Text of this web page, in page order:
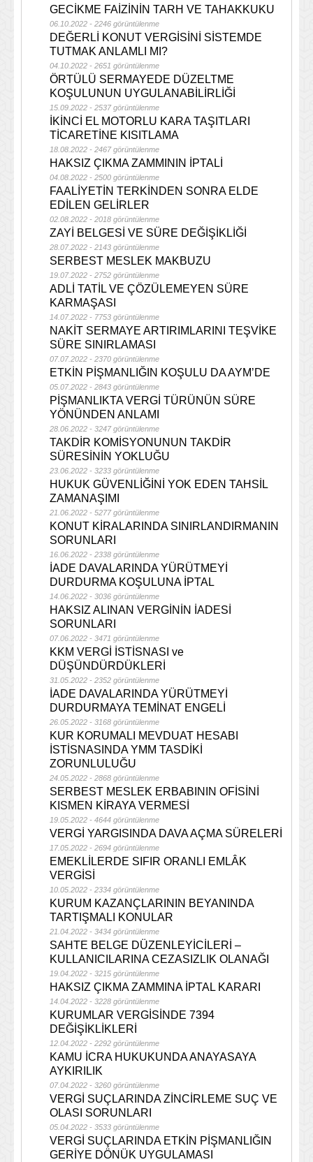
GECİKME FAİZİNİN TARH VE TAHAKKUKU
06.10.2022 - 2246 görüntülenme
DEĞERLİ KONUT VERGİSİNİ SİSTEMDE
TUTMAK ANLAMLI MI?
04.10.2022 - 2651 görüntülenme
ÖRTÜLÜ SERMAYEDE DÜZELTME
KOŞULUNUN UYGULANABİLİRLİĞİ
15.09.2022 - 2537 görüntülenme
İKİNCİ EL MOTORLU KARA TAŞITLARI
TİCARETİNE KISITLAMA
18.08.2022 - 2467 görüntülenme
HAKSIZ ÇIKMA ZAMMININ İPTALİ
04.08.2022 - 2500 görüntülenme
FAALİYETİN TERKİNDEN SONRA ELDE
EDİLEN GELİRLER
02.08.2022 - 2018 görüntülenme
ZAYİ BELGESİ VE SÜRE DEĞİŞİKLİĞİ
28.07.2022 - 2143 görüntülenme
SERBEST MESLEK MAKBUZU
19.07.2022 - 2752 görüntülenme
ADLİ TATİL VE ÇÖZÜLEMEYEN SÜRE
KARMAŞASI
14.07.2022 - 7753 görüntülenme
NAKİT SERMAYE ARTIRIMLARINI TEŞVİKE
SÜRE SINIRLAMASI
07.07.2022 - 2370 görüntülenme
ETKİN PİŞMANLIĞIN KOŞULU DA AYM’DE
05.07.2022 - 2843 görüntülenme
PİŞMANLIKTA VERGİ TÜRÜNÜN SÜRE
YÖNÜNDEN ANLAMI
28.06.2022 - 3247 görüntülenme
TAKDİR KOMİSYONUNUN TAKDİR
SÜRESİNİN YOKLUĞU
23.06.2022 - 3233 görüntülenme
HUKUK GÜVENLİĞİNİ YOK EDEN TAHSİL
ZAMANAŞIMI
21.06.2022 - 5277 görüntülenme
KONUT KİRALARINDA SINIRLANDIRMANIN
SORUNLARI
16.06.2022 - 2338 görüntülenme
İADE DAVALARINDA YÜRÜTMEYİ
DURDURMA KOŞULUNA İPTAL
14.06.2022 - 3036 görüntülenme
HAKSIZ ALINAN VERGİNİN İADESİ
SORUNLARI
07.06.2022 - 3471 görüntülenme
KKM VERGİ İSTİSNASI ve
DÜŞÜNDÜRDÜKLERİ
31.05.2022 - 2352 görüntülenme
İADE DAVALARINDA YÜRÜTMEYİ
DURDURMAYA TEMİNAT ENGELİ
26.05.2022 - 3168 görüntülenme
KUR KORUMALI MEVDUAT HESABI
İSTİSNASINDA YMM TASDİKİ
ZORUNLULUĞU
24.05.2022 - 2868 görüntülenme
SERBEST MESLEK ERBABININ OFİSİNİ
KISMEN KİRAYA VERMESİ
19.05.2022 - 4644 görüntülenme
VERGİ YARGISINDA DAVA AÇMA SÜRELERİ
17.05.2022 - 2694 görüntülenme
EMEKLİLERDE SIFIR ORANLI EMLÂK
VERGİSİ
10.05.2022 - 2334 görüntülenme
KURUM KAZANÇLARININ BEYANINDA
TARTIŞMALI KONULAR
21.04.2022 - 3434 görüntülenme
SAHTE BELGE DÜZENLEYİCİLERİ –
KULLANICILARINA CEZASIZLIK OLANAĞI
19.04.2022 - 3215 görüntülenme
HAKSIZ ÇIKMA ZAMMINA İPTAL KARARI
14.04.2022 - 3228 görüntülenme
KURUMLAR VERGİSİNDE 7394
DEĞİŞİKLİKLERİ
12.04.2022 - 2292 görüntülenme
KAMU İCRA HUKUKUNDA ANAYASAYA
AYKIRILIK
07.04.2022 - 3260 görüntülenme
VERGİ SUÇLARINDA ZİNCİRLEME SUÇ VE
OLASI SORUNLARI
05.04.2022 - 3533 görüntülenme
VERGİ SUÇLARINDA ETKİN PİŞMANLIĞIN
GERİYE DÖNÜK UYGULAMASI